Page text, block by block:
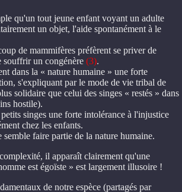
qu'un tout jeune enfant voyant un adulte
un objet, l'aide spontanément à le
de mammifères préfèrent se priver de
souffrir un congénère (3).
dans la « nature humaine » une forte
s'expliquant par le mode de vie tribal de
solidaire que celui des singes « restés » dans
hostile).
singes une forte intolérance à l'injustice
chez les enfants.
faire partie de la nature humaine.
il apparaît clairement qu'une
est égoïste » est largement illusoire !
de notre espèce (partagés par